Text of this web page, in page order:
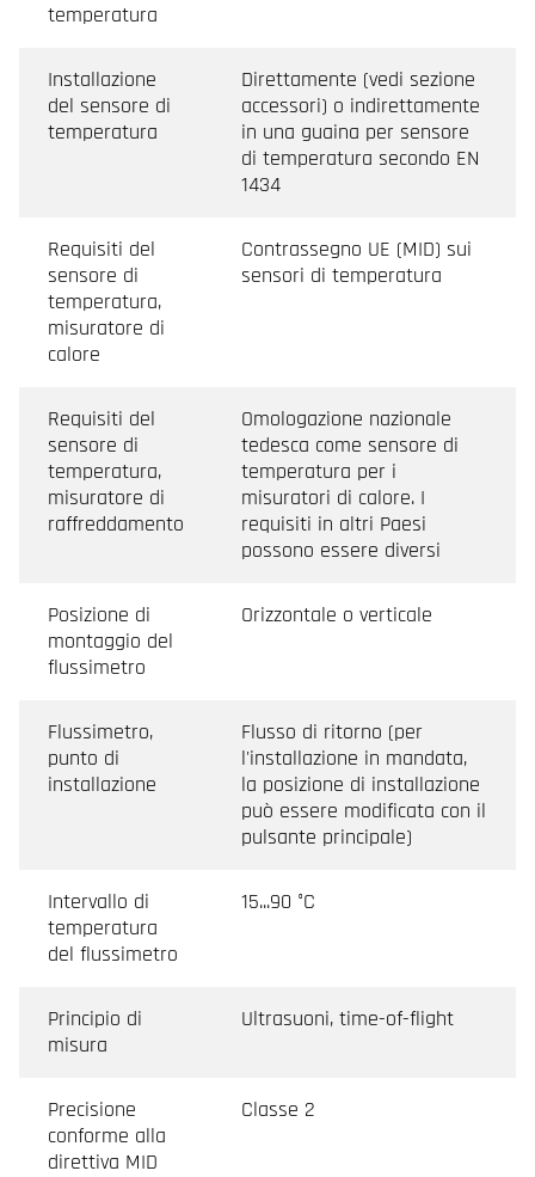
temperatura
Installazione
del sensore di
temperatura
Direttamente (vedi sezione
accessori) o indirettamente
in una guaina per sensore
di temperatura secondo EN
1434
Requisiti del
sensore di
temperatura,
misuratore di
calore
Contrassegno UE (MID) sui
sensori di temperatura
Requisiti del
sensore di
temperatura,
misuratore di
raffreddamento
Omologazione nazionale
tedesca come sensore di
temperatura per i
misuratori di calore. I
requisiti in altri Paesi
possono essere diversi
Posizione di
montaggio del
flussimetro
Orizzontale o verticale
Flussimetro,
punto di
installazione
Flusso di ritorno (per
l'installazione in mandata,
la posizione di installazione
può essere modificata con il
pulsante principale)
Intervallo di
temperatura
del flussimetro
15...90 °C
Principio di
misura
Ultrasuoni, time-of-flight
Precisione
conforme alla
direttiva MID
Classe 2